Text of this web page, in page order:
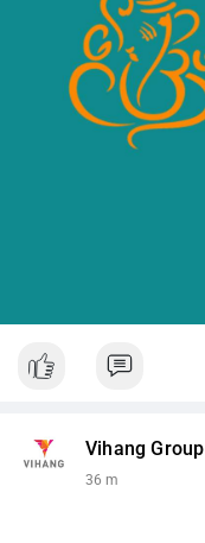
Vihang Group
37 m